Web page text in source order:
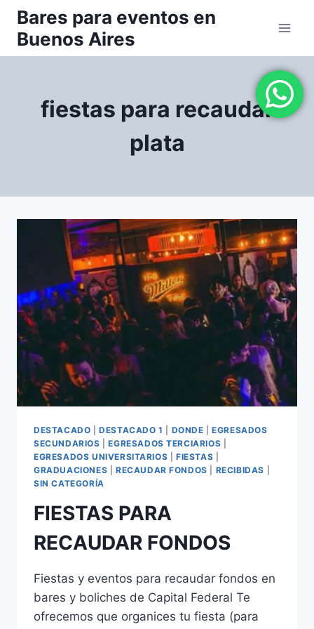
Saltar
contenido
Bares para eventos en
Buenos Aires
fiestas para recaudar
plata
DESTACADO |DESTACADO 1 DONDE |EGRESADOS
SECUNDARIOS |EGRESADOS TERCIARIOS
EGRESADOS UNIVERSITARIOS |FIESTAS
GRADUACIONES
RECAUDAR FONDOS RECIBIDAS
SIN CATEGORÍA
FIESTAS PARA
RECAUDAR FONDOS
Fiestas y eventos para recaudar fondos en
bares y boliches de Capital Federal Te
ofrecemos que organices tu fiesta (para